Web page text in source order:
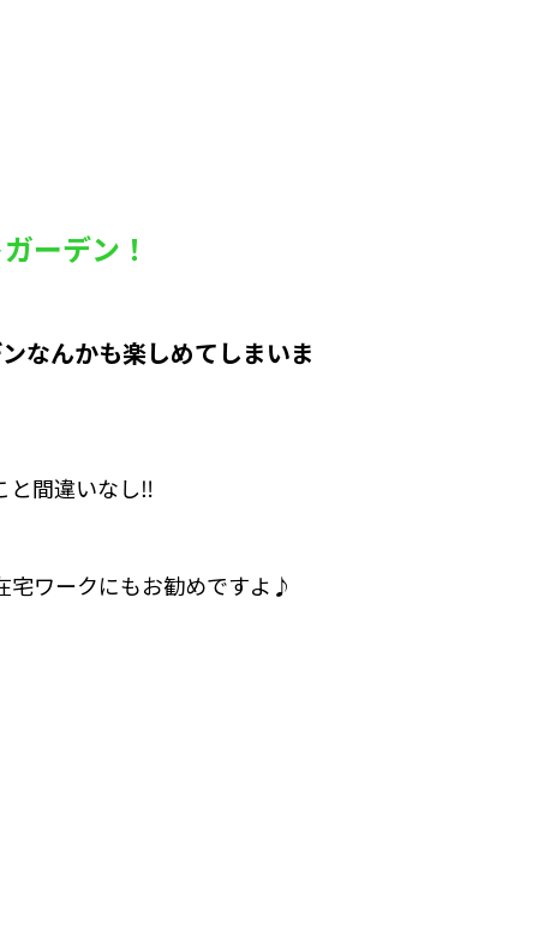
ーデン！
なんかも楽しめてしまいま
と間違いなし‼
宅ワークにもお勧めですよ♪